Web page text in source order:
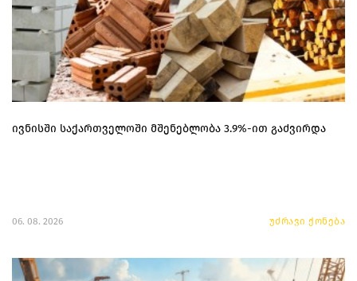
ივნისში საქართველოში მშენებლობა 3.9%-ით გაძვირდა
06. 08. 2026 უძრავი ქონება